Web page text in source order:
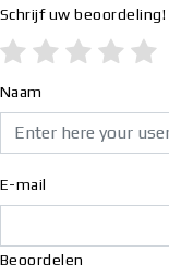
Schrijf uw beoordeling!
Naam
E-mail
Beoordelen